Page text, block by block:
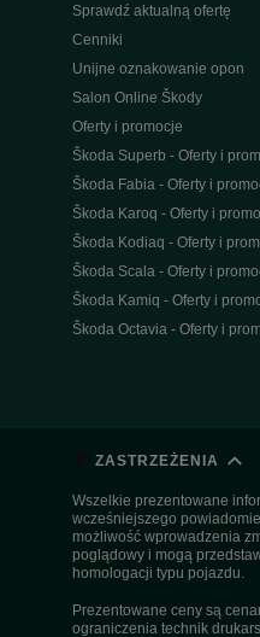
Sprawdź aktualną ofertę
Cenniki
Unijne oznakowanie opon
Salon Online Škody
Oferty i promocje
Škoda Superb - Oferty i
Škoda Fabia - Oferty i
Škoda Karoq - Oferty i
Škoda Kodiaq - Oferty i
Škoda Scala - Oferty i
Škoda Kamiq - Oferty i
Škoda Octavia - Oferty i
ZASTRZEŻENIA
Wszelkie prezentowane
wcześniejszego
możliwość wprowadzenia
poglądowy i mogą
homologacji typu pojazdu.
Prezentowane ceny są
ograniczenia technik